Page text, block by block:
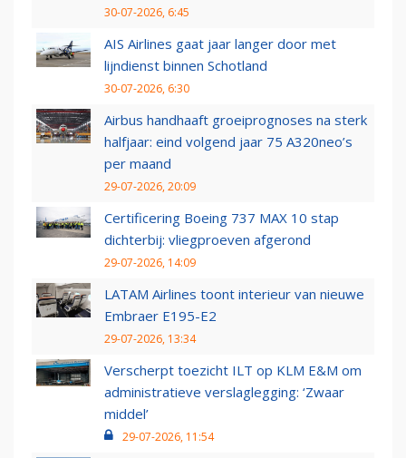
30-07-2026, 6:45
AIS Airlines gaat jaar langer door met
lijndienst binnen Schotland
30-07-2026, 6:30
Airbus handhaaft groeiprognoses na sterk
halfjaar: eind volgend jaar 75 A320neo’s
per maand
29-07-2026, 20:09
Certificering Boeing 737 MAX 10 stap
dichterbij: vliegproeven afgerond
29-07-2026, 14:09
LATAM Airlines toont interieur van nieuwe
Embraer E195-E2
29-07-2026, 13:34
Verscherpt toezicht ILT op KLM E&M om
administratieve verslaglegging: ‘Zwaar
middel’
29-07-2026, 11:54